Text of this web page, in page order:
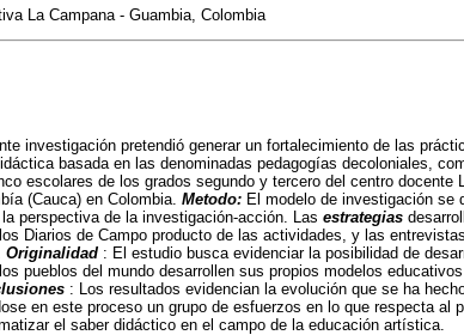
La Campana - Guambia, Colombia
investigación pretendió generar un fortalecimiento de las
basada en las denominadas pedagogías decoloniales,
escolares de los grados segundo y tercero del centro docente
(Cauca) en Colombia. Metodo: El modelo de investigación se
perspectiva de la investigación-acción. Las estrategias
Diarios de Campo producto de las actividades, y las
Originalidad : El estudio busca evidenciar la posibilidad de
pueblos del mundo desarrollen sus propios modelos
: Los resultados evidencian la evolución que se ha
en este proceso un grupo de esfuerzos en lo que respecta al
el saber didáctico en el campo de la educación artística.